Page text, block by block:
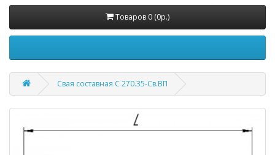
Товаров 0 (0р.)
Свая составная С 270.35-Св.ВП